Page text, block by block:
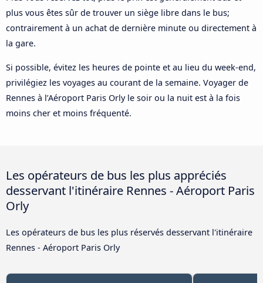
plus vous êtes sûr de trouver un siège libre dans le bus;
contrairement à un achat de dernière minute ou directement à
la gare.
Si possible, évitez les heures de pointe et au lieu du week-end,
privilégiez les voyages au courant de la semaine. Voyager de
Rennes à l’Aéroport Paris Orly le soir ou la nuit est à la fois
moins cher et moins fréquenté.
Les opérateurs de bus les plus appréciés
desservant l'itinéraire Rennes - Aéroport Paris
Orly
Les opérateurs de bus les plus réservés desservant l'itinéraire
Rennes - Aéroport Paris Orly